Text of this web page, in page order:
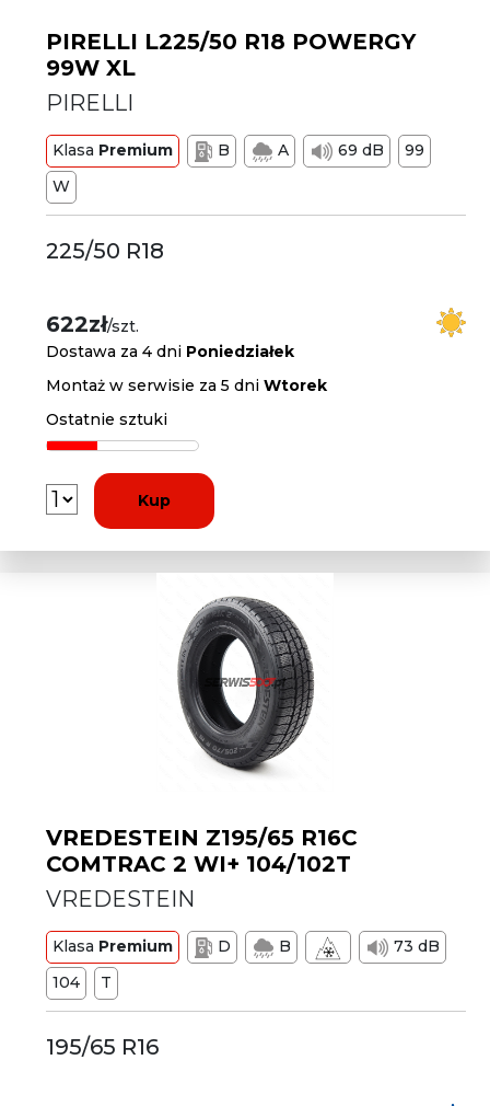
PIRELLI L225/50 R18 POWERGY
99W XL
PIRELLI
Klasa Premium B A 69 dB
99
W
225/50 R18
622zł/szt.
Dostawa za 4 dni Poniedziałek
Montaż w serwisie za 5 dniWtorek
Ostatnie sztuki
Kup
VREDESTEIN Z195/65 R16C
COMTRAC 2 WI+ 104/102T
VREDESTEIN
Klasa Premium D B
73 dB
104
T
195/65 R16